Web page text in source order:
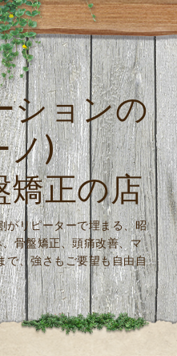
ションの
)
矯正の店
がリピーターで埋まる、昭
骨盤矯正、頭痛改善、マ
強さもご要望も自由自